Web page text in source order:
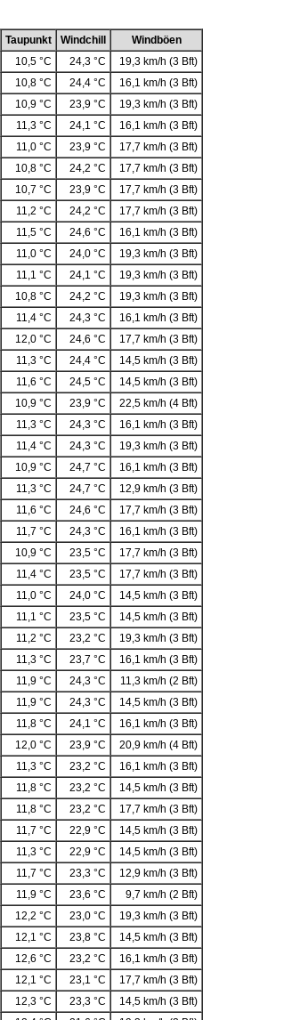
Taupunkt Windchill
Windböen
10,5 °C 24,3 °C
19,3 km/h (3 Bft)
10,8 °C 24,4 °C
16,1 km/h (3 Bft)
10,9 °C 23,9 °C
19,3 km/h (3 Bft)
11,3 °C 24,1 °C
16,1 km/h (3 Bft)
11,0 °C 23,9 °C
17,7 km/h (3 Bft)
10,8 °C 24,2 °C
17,7 km/h (3 Bft)
10,7 °C 23,9 °C
17,7 km/h (3 Bft)
11,2 °C 24,2 °C
17,7 km/h (3 Bft)
11,5 °C 24,6 °C
16,1 km/h (3 Bft)
11,0 °C 24,0 °C
19,3 km/h (3 Bft)
11,1 °C 24,1 °C
19,3 km/h (3 Bft)
10,8 °C 24,2 °C
19,3 km/h (3 Bft)
11,4 °C 24,3 °C
16,1 km/h (3 Bft)
12,0 °C 24,6 °C
17,7 km/h (3 Bft)
11,3 °C 24,4 °C
14,5 km/h (3 Bft)
11,6 °C 24,5 °C
14,5 km/h (3 Bft)
10,9 °C 23,9 °C
22,5 km/h (4 Bft)
11,3 °C 24,3 °C
16,1 km/h (3 Bft)
11,4 °C 24,3 °C
19,3 km/h (3 Bft)
10,9 °C 24,7 °C
16,1 km/h (3 Bft)
11,3 °C 24,7 °C
12,9 km/h (3 Bft)
11,6 °C 24,6 °C
17,7 km/h (3 Bft)
11,7 °C 24,3 °C
16,1 km/h (3 Bft)
10,9 °C 23,5 °C
17,7 km/h (3 Bft)
11,4 °C 23,5 °C
17,7 km/h (3 Bft)
11,0 °C 24,0 °C
14,5 km/h (3 Bft)
11,1 °C 23,5 °C
14,5 km/h (3 Bft)
11,2 °C 23,2 °C
19,3 km/h (3 Bft)
11,3 °C 23,7 °C
16,1 km/h (3 Bft)
11,9 °C 24,3 °C
11,3 km/h (2 Bft)
11,9 °C 24,3 °C
14,5 km/h (3 Bft)
11,8 °C 24,1 °C
16,1 km/h (3 Bft)
12,0 °C 23,9 °C
20,9 km/h (4 Bft)
11,3 °C 23,2 °C
16,1 km/h (3 Bft)
11,8 °C 23,2 °C
14,5 km/h (3 Bft)
11,8 °C 23,2 °C
17,7 km/h (3 Bft)
11,7 °C 22,9 °C
14,5 km/h (3 Bft)
11,3 °C 22,9 °C
14,5 km/h (3 Bft)
11,7 °C 23,3 °C
12,9 km/h (3 Bft)
11,9 °C 23,6 °C
9,7 km/h (2 Bft)
12,2 °C 23,0 °C
19,3 km/h (3 Bft)
12,1 °C 23,8 °C
14,5 km/h (3 Bft)
12,6 °C 23,2 °C
16,1 km/h (3 Bft)
12,1 °C 23,1 °C
17,7 km/h (3 Bft)
12,3 °C 23,3 °C
14,5 km/h (3 Bft)